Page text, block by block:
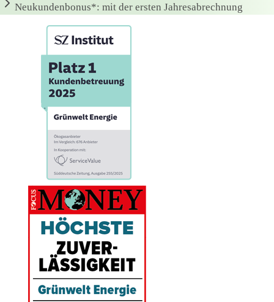
Neukundenbonus*: mit der ersten Jahresabrechnung